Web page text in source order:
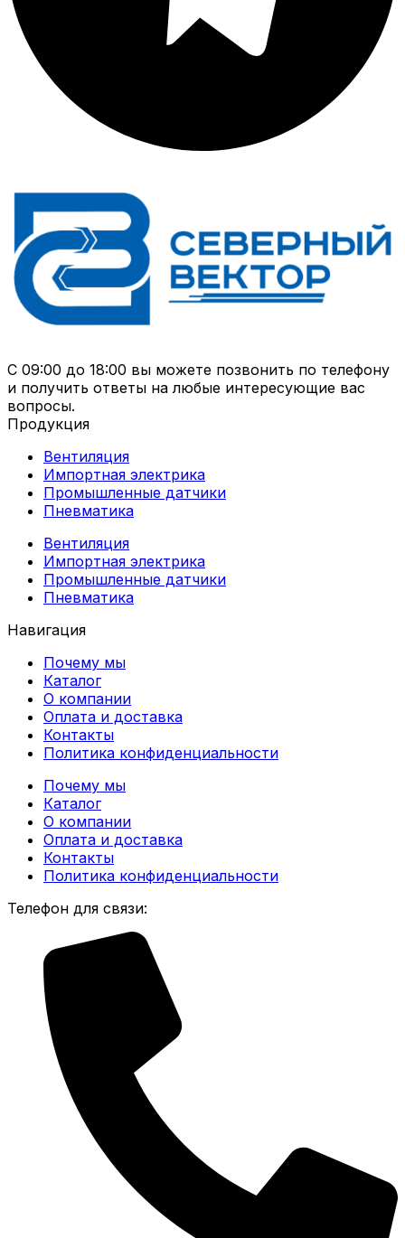
С 09:00 до 18:00 вы можете позвонить по телефону
и получить ответы на любые интересующие вас
вопросы.
Продукция
Вентиляция
Импортная электрика
Промышленные датчики
Пневматика
Вентиляция
Импортная электрика
Промышленные датчики
Пневматика
Навигация
Почему мы
Каталог
О компании
Оплата и доставка
Контакты
Политика конфиденциальности
Почему мы
Каталог
О компании
Оплата и доставка
Контакты
Политика конфиденциальности
Телефон для связи: